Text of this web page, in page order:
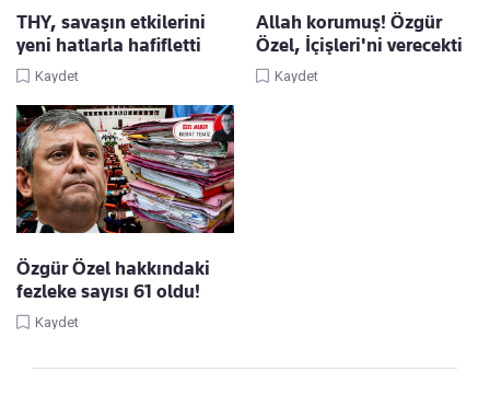
THY, savaşın etkilerini
yeni hatlarla hafifletti
Kaydet
Allah korumuş! Özgür
Özel, İçişleri'ni verecekti
Kaydet
Özgür Özel hakkındaki
fezleke sayısı 61 oldu!
Kaydet